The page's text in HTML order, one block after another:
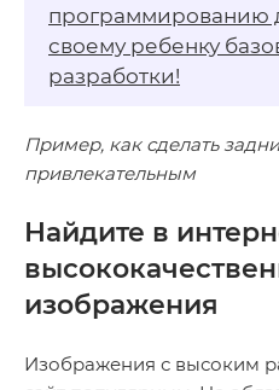
программированию
своему ребенку
разработки!
Пример, как сделать
привлекательным
Найдите в
изображения
Изображения с высоким